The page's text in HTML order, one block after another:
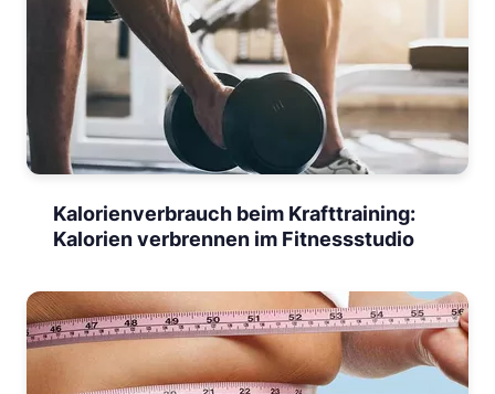
Kalorienverbrauch beim Krafttraining:
Kalorien verbrennen im Fitnessstudio